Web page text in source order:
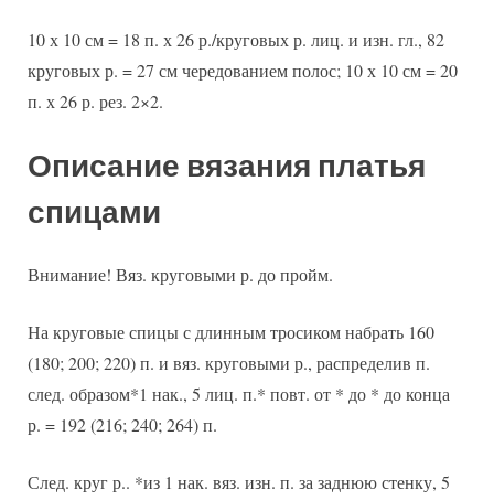
10 х 10 см = 18 п. х 26 р./круговых р. лиц. и изн. гл., 82
круговых р. = 27 см чередованием полос; 10 х 10 см = 20
п. х 26 р. рез. 2×2.
Описание вязания платья
спицами
Внимание! Вяз. круговыми р. до пройм.
На круговые спицы с длинным тросиком набрать 160
(180; 200; 220) п. и вяз. круговыми р., распределив п.
след. образом*1 нак., 5 лиц. п.* повт. от * до * до конца
р. = 192 (216; 240; 264) п.
След. круг р.. *из 1 нак. вяз. изн. п. за заднюю стенку, 5